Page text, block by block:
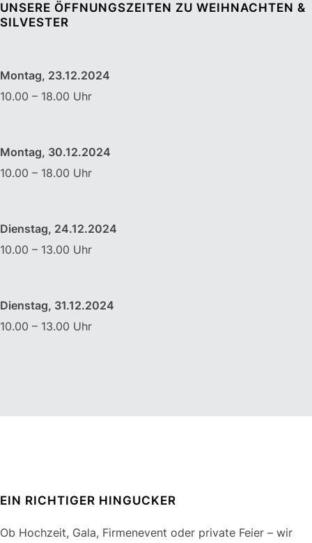
UNSERE ÖFFNUNGSZEITEN ZU WEIHNACHTEN &
SILVESTER
Montag, 23.12.2024
10.00 – 18.00 Uhr
Montag, 30.12.2024
10.00 – 18.00 Uhr
Dienstag, 24.12.2024
10.00 – 13.00 Uhr
Dienstag, 31.12.2024
10.00 – 13.00 Uhr
EIN RICHTIGER HINGUCKER
Ob Hochzeit, Gala, Firmenevent oder private Feier – wir